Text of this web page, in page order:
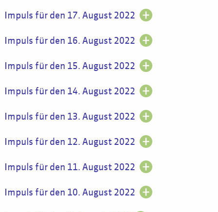
Impuls für den 17. August 2022
Impuls für den 16. August 2022
Impuls für den 15. August 2022
Impuls für den 14. August 2022
Impuls für den 13. August 2022
Impuls für den 12. August 2022
Impuls für den 11. August 2022
Impuls für den 10. August 2022